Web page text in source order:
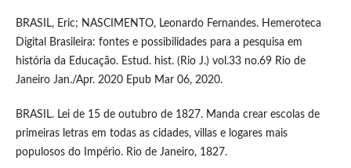
BRASIL, Eric; NASCIMENTO, Leonardo Fernandes. Hemeroteca
Digital Brasileira: fontes e possibilidades para a pesquisa em
história da Educação. Estud. hist. (Rio J.) vol.33 no.69 Rio de
Janeiro Jan./Apr. 2020 Epub Mar 06, 2020.
BRASIL. Lei de 15 de outubro de 1827. Manda crear escolas de
primeiras letras em todas as cidades, villas e logares mais
populosos do Império. Rio de Janeiro, 1827.